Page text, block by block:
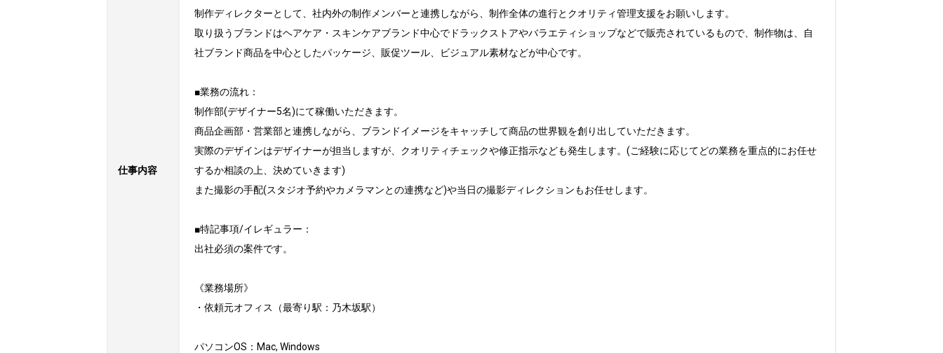
仕事内容
制作ディレクターとして、社内外の制作メンバーと連携しながら、制作全体の進行とクオリティ管理支援をお願いします。
取り扱うブランドはヘアケア・スキンケアブランド中心でドラックストアやバラエティショップなどで販売されているもので、制作物は、自
社ブランド商品を中心としたパッケージ、販促ツール、ビジュアル素材などが中心です。
■業務の流れ：
制作部(デザイナー5名)にて稼働いただきます。
商品企画部・営業部と連携しながら、ブランドイメージをキャッチして商品の世界観を創り出していただきます。
実際のデザインはデザイナーが担当しますが、クオリティチェックや修正指示なども発生します。(ご経験に応じてどの業務を重点的にお任せ
するか相談の上、決めていきます)
また撮影の手配(スタジオ予約やカメラマンとの連携など)や当日の撮影ディレクションもお任せします。
■特記事項/イレギュラー：
出社必須の案件です。
《業務場所》
・依頼元オフィス（最寄り駅：乃木坂駅）
パソコンOS：Mac, Windows